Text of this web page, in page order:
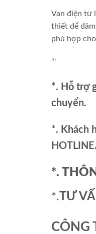
Van điện từ
thiết để
phù hợp
“`
*. Hỗ trợ
chuyển.
*. Khách
*.
*.TƯ
CÔNG